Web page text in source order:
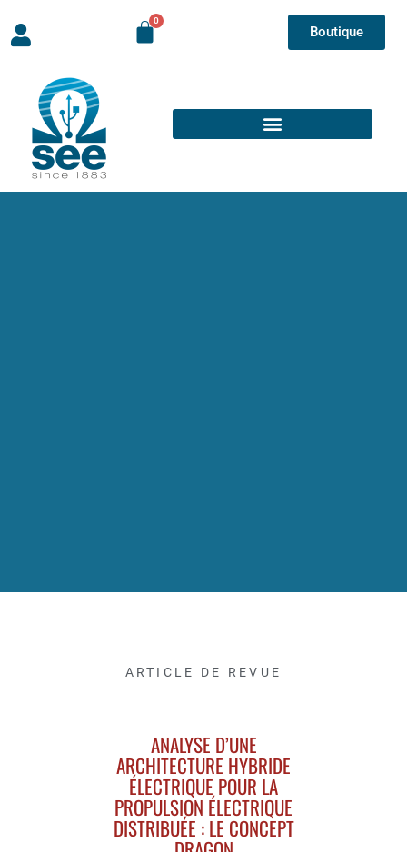
Boutique
ARTICLE DE REVUE
ANALYSE D’UNE
ARCHITECTURE HYBRIDE
ÉLECTRIQUE POUR LA
PROPULSION ÉLECTRIQUE
DISTRIBUÉE : LE CONCEPT